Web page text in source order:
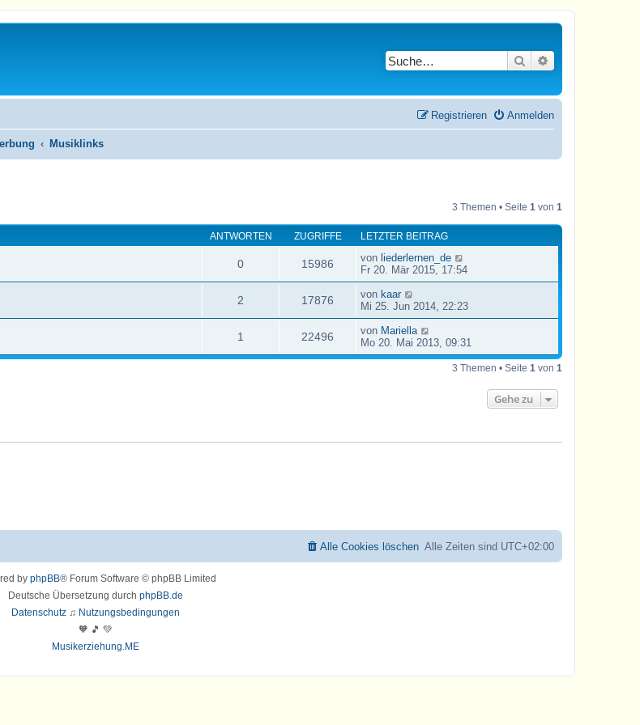
Suche
Anmelden
Registrieren
Musiklinks
3 Themen • Seite 1 von 1
ANTWORTEN ZUGRIFFE LETZTER BEITRAG
0 15986 von liederlernen_de
Fr 20. Mär 2015, 17:54
2 17876 von kaar
Mi 25. Jun 2014, 22:23
1 22496 von Mariella
Mo 20. Mai 2013, 09:31
3 Themen • Seite 1 von 1
Gehe zu
Alle Zeiten sind UTC+02:00
Alle Cookies löschen
by phpBB® Forum Software © phpBB Limited
Deutsche Übersetzung durch phpBB.de
Datenschutz ♫ Nutzungsbedingungen
🧡 🎵 💚
Musikerziehung.ME